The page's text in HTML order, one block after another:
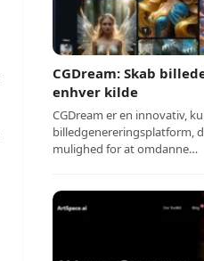
CGDream: Skab
enhver kilde
CGDream er en innovativ,
billedgenereringsplatform,
mulighed for at omdanne…